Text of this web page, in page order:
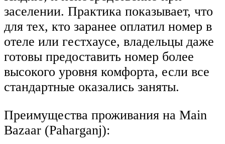
заселении. Практика показывает, что
для тех, кто заранее оплатил номер в
отеле или гестхаусе, владельцы даже
готовы предоставить номер более
высокого уровня комфорта, если все
стандартные оказались заняты.
Преимущества проживания на Main
Bazaar (Paharganj):